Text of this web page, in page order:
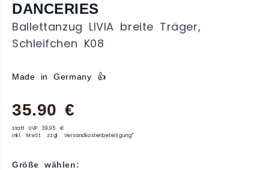
DANCERIES
Ballettanzug LIVIA breite Träger,
Schleifchen K08
Made in Germany 👍
35.90 €
statt UVP 39,95 €
inkl. MwSt. zzgl. Versandkostenbeteiligung*
Größe wählen: